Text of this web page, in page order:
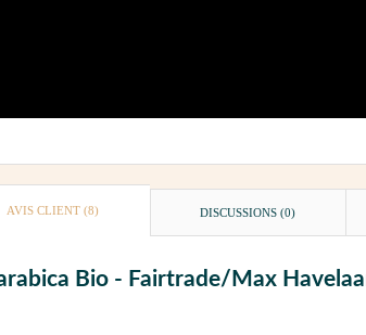
AVIS CLIENT(8) DISCUSSIONS (0)
Bio - Fairtrade/Max